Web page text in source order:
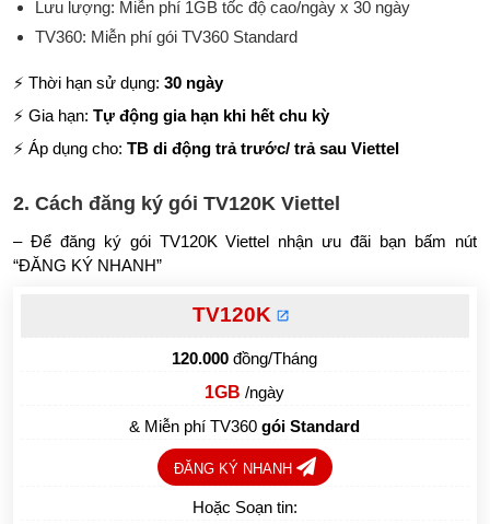
Lưu lượng: Miễn phí 1GB tốc độ cao/ngày x 30 ngày
TV360: Miễn phí gói TV360 Standard
⚡ Thời hạn sử dụng:30 ngày
⚡ Gia hạn:Tự động gia hạn khi hết chu kỳ
⚡ Áp dụng cho:TB di động trả trước/ trả sau Viettel
2. Cách đăng ký gói TV120K Viettel
– Để đăng ký gói TV120K Viettel nhận ưu đãi bạn bấm nút
“ĐĂNG KÝ NHANH”
TV120K
120.000 đồng/Tháng
1GB/ngày
& Miễn phí TV360gói Standard
ĐĂNG KÝ NHANH
Hoặc Soạn tin: